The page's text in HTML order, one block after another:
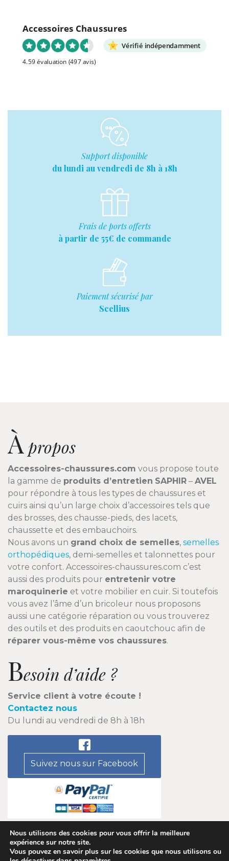
Accessoires Chaussures
Vérifié indépendamment
4.59 évaluation (497 avis)
Support disponible
du lundi au vendredi de 8h à 18h
Frais de ports offerts
à partir de 55€ de commande
Paiement sécurisé par
Scellius
À propos
Accessoires-chaussures.com vous propose toute
la gamme de produits d’entretien SAPHIR – AVEL
pour répondre à tous les types de chaussures et
cuirs ainsi qu’un large choix d’accessoires tels que
des brosses, des chausse-pieds, des lacets,
chaussette et des embauchoirs.
Nous avons un grand choix de semelles, semelles
orthopédiques, demi-semelles et talonnettes pour
votre confort. Accessoires-chaussures.com c’est
aussi des produits pour entretenir votre
maroquinerie et votre mobilier en cuir. Si toutefois
vous avez l’âme d’un bricoleur nous proposons
aussi une catégorie réparation ou vous trouverez
des outils et des produits en caoutchouc afin de
réparer vous-même vos chaussures.
Besoin d’aide ?
Service client à votre écoute !
Contactez nous
Du lundi au vendredi de 8h à 18h
Suivez nous sur Facebook
©accessoires-chaussures.com 2026 |Contact|Plan du
Nous utilisons des cookies pour vous offrir la meilleure
expérience sur notre site.
Vous pouvez en savoir plus sur les cookies que nous utilisons ou